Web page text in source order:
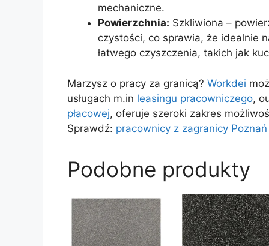
mechaniczne.
Powierzchnia: Szkliwiona –
czystości, co sprawia, że idealnie
łatwego czyszczenia, takich jak
Marzysz o pracy za granicą? Workdei
usługach m.in leasingu pracowniczego,
płacowej, oferuje szeroki zakres
Sprawdź: pracownicy z zagranicy Poznań
Podobne produkty